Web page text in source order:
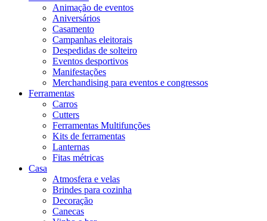
Animação de eventos
Aniversários
Casamento
Campanhas eleitorais
Despedidas de solteiro
Eventos desportivos
Manifestações
Merchandising para eventos e congressos
Ferramentas
Carros
Cutters
Ferramentas Multifunções
Kits de ferramentas
Lanternas
Fitas métricas
Casa
Atmosfera e velas
Brindes para cozinha
Decoração
Canecas